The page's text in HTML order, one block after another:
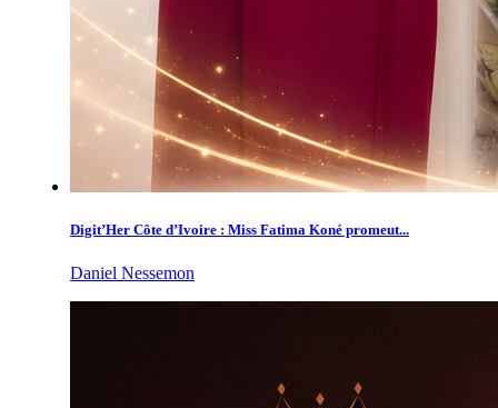
Digit’Her Côte d’Ivoire : Miss Fatima Koné promeut...
Daniel Nessemon